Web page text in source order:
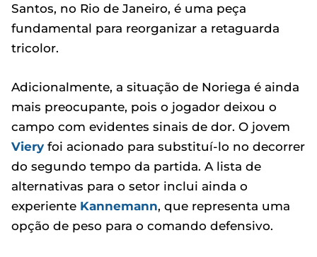
Santos, no Rio de Janeiro, é uma peça
fundamental para reorganizar a retaguarda
tricolor.
Adicionalmente, a situação de Noriega é ainda
mais preocupante, pois o jogador deixou o
campo com evidentes sinais de dor. O jovem
Viery foi acionado para substituí-lo no decorrer
do segundo tempo da partida. A lista de
alternativas para o setor inclui ainda o
experiente Kannemann, que representa uma
opção de peso para o comando defensivo.